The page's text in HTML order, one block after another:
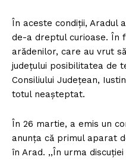
În aceste condiții, Aradul
de-a dreptul curioase. În
arădenilor, care au vrut
județului posibilitatea de
Consiliului Județean,
totul neașteptat.
În 26 martie, a emis un
anunța că primul aparat
în Arad. ,,În urma